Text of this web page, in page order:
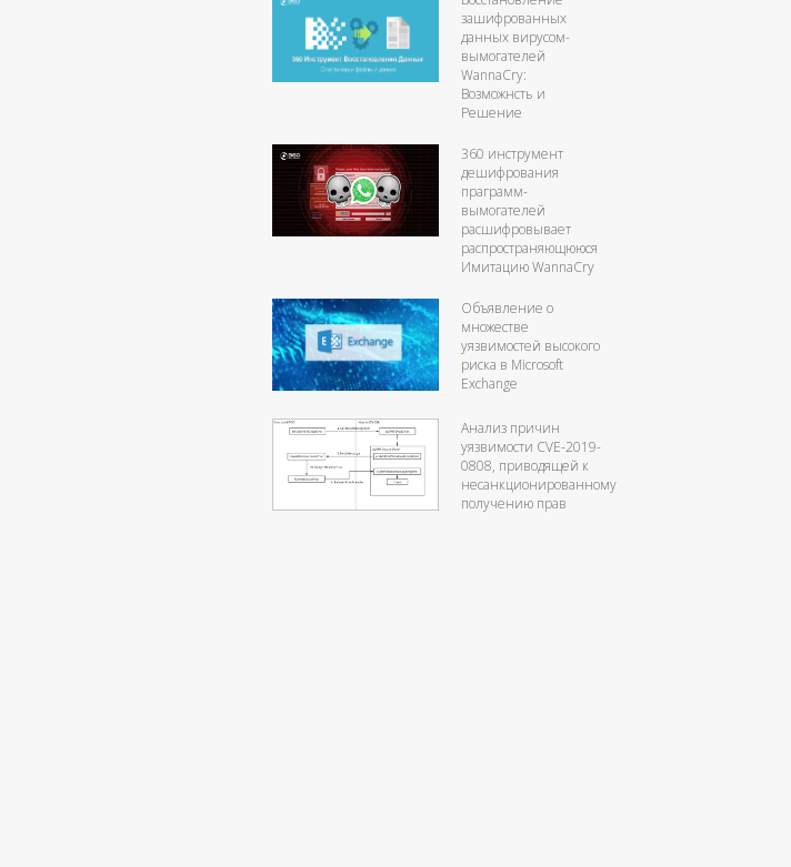
зашифрованных
данных вирусом-
вымогателей
WannaCry:
Возможнсть и
Решение
360 инструмент
дешифрования
праграмм-
вымогателей
расшифровывает
распространяющююся
Имитацию WannaCry
Объявление о
множестве
уязвимостей высокого
риска в Microsoft
Exchange
Анализ причин
уязвимости CVE-2019-
0808, приводящей к
несанкционированному
получению прав